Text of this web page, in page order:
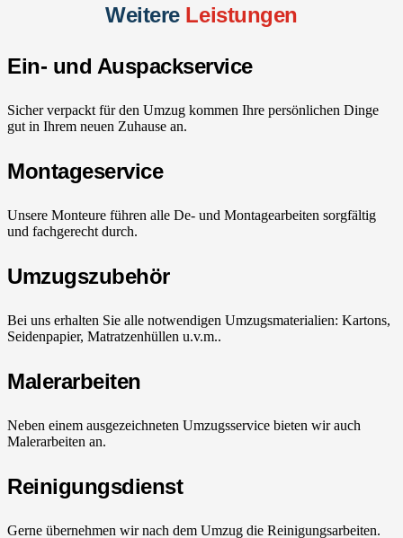
Weitere Leistungen
Ein- und Auspackservice
Sicher verpackt für den Umzug kommen Ihre persönlichen Dinge
gut in Ihrem neuen Zuhause an.
Montageservice
Unsere Monteure führen alle De- und Montagearbeiten sorgfältig
und fachgerecht durch.
Umzugszubehör
Bei uns erhalten Sie alle notwendigen Umzugsmaterialien: Kartons,
Seidenpapier, Matratzenhüllen u.v.m..
Malerarbeiten
Neben einem ausgezeichneten Umzugsservice bieten wir auch
Malerarbeiten an.
Reinigungsdienst
Gerne übernehmen wir nach dem Umzug die Reinigungsarbeiten.